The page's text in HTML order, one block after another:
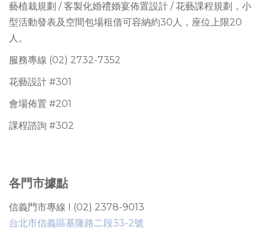
藝植栽規劃 / 客製化婚禮婚宴佈置設計 / 花藝課程規劃 ， 小
型活動發表及空間包場租借可容納約30人 ，座位上限20
人。
服務專線 (02) 2732-7352
花藝設計 #301
會場佈置 #201
課程諮詢 #302
各門市據點
信義門市專線 I (02) 2378-9013
台北市信義區基隆路二段33-2號